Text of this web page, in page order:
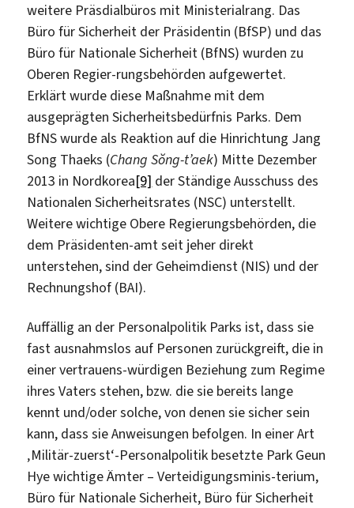
weitere Präsdialbüros mit Ministerialrang. Das
Büro für Sicherheit der Präsidentin (BfSP) und das
Büro für Nationale Sicherheit (BfNS) wurden zu
Oberen Regier-rungsbehörden aufgewertet.
Erklärt wurde diese Maßnahme mit dem
ausgeprägten Sicherheitsbedürfnis Parks. Dem
BfNS wurde als Reaktion auf die Hinrichtung Jang
Song Thaeks (Chang Sŏng-t’aek) Mitte Dezember
2013 in Nordkorea[9] der Ständige Ausschuss des
Nationalen Sicherheitsrates (NSC) unterstellt.
Weitere wichtige Obere Regierungsbehörden, die
dem Präsidenten-amt seit jeher direkt
unterstehen, sind der Geheimdienst (NIS) und der
Rechnungshof (BAI).
Auffällig an der Personalpolitik Parks ist, dass sie
fast ausnahmslos auf Personen zurückgreift, die in
einer vertrauens-würdigen Beziehung zum Regime
ihres Vaters stehen, bzw. die sie bereits lange
kennt und/oder solche, von denen sie sicher sein
kann, dass sie Anweisungen befolgen. In einer Art
‚Militär-zuerst‘-Personalpolitik besetzte Park Geun
Hye wichtige Ämter – Verteidigungsminis-terium,
Büro für Nationale Sicherheit, Büro für Sicherheit